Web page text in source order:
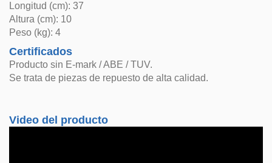
Longitud (cm): 37
Altura (cm): 10
Peso (kg): 4
Certificados
Producto sin E-mark / ABE / TUV.
Se trata de piezas de repuesto de alta calidad.
Video del producto